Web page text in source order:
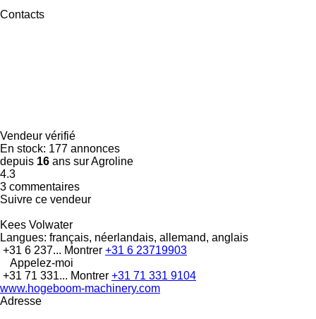
Contacts
Vendeur vérifié
En stock: 177 annonces
depuis 16 ans sur Agroline
4.3
3 commentaires
Suivre ce vendeur
Kees Volwater
Langues: français, néerlandais, allemand, anglais
+31 6 237... Montrer +31 6 23719903
Appelez-moi
+31 71 331... Montrer +31 71 331 9104
www.hogeboom-machinery.com
Adresse